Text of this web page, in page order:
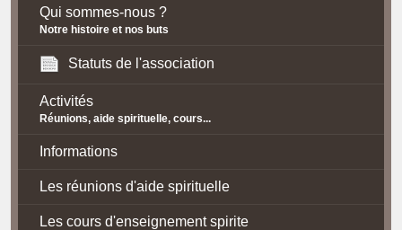
Qui sommes-nous ?
Notre histoire et nos buts
Statuts de l'association
Activités
Réunions, aide spirituelle, cours...
Informations
Les réunions d'aide spirituelle
Les cours d'enseignement spirite